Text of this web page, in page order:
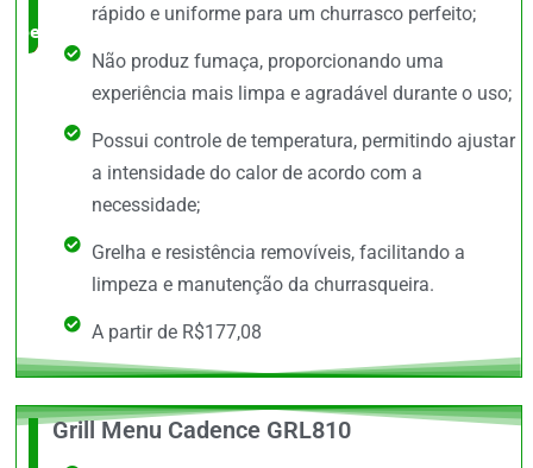
benefício
rápido e uniforme para um churrasco perfeito;
Não produz fumaça, proporcionando uma
experiência mais limpa e agradável durante o uso;
Possui controle de temperatura, permitindo ajustar
a intensidade do calor de acordo com a
necessidade;
Grelha e resistência removíveis, facilitando a
limpeza e manutenção da churrasqueira.
A partir de R$177,08
O +
Grill Menu Cadence GRL810